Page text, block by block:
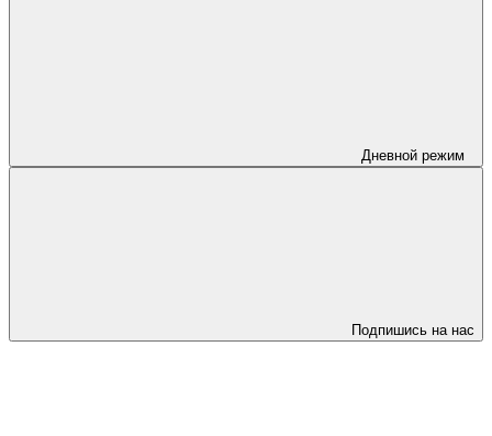
Дневной режим
Подпишись на нас